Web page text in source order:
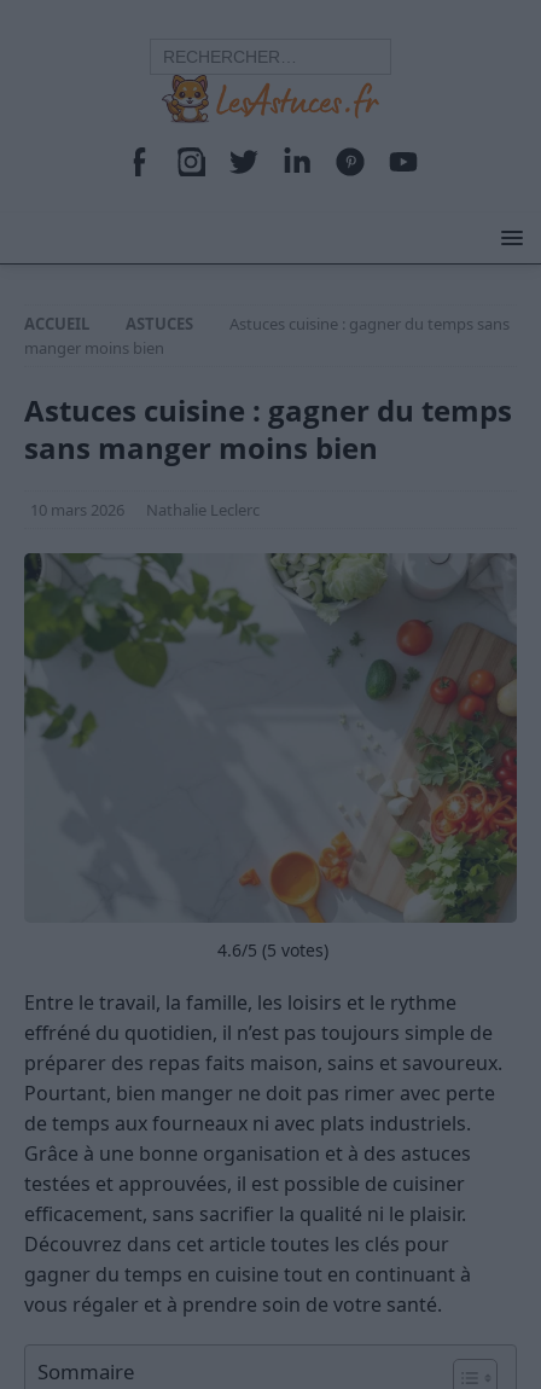
ACCUEIL ASTUCES
Astuces cuisine : gagner du temps sans
manger moins bien
Astuces cuisine : gagner du temps
sans manger moins bien
10 mars 2026 Nathalie Leclerc
4.6/5 (5 votes)
Entre le travail, la famille, les loisirs et le rythme
effréné du quotidien, il n’est pas toujours simple de
préparer des repas faits maison, sains et savoureux.
Pourtant, bien manger ne doit pas rimer avec perte
de temps aux fourneaux ni avec plats industriels.
Grâce à une bonne organisation et à des astuces
testées et approuvées, il est possible de cuisiner
efficacement, sans sacrifier la qualité ni le plaisir.
Découvrez dans cet article toutes les clés pour
gagner du temps en cuisine tout en continuant à
vous régaler et à prendre soin de votre santé.
Sommaire